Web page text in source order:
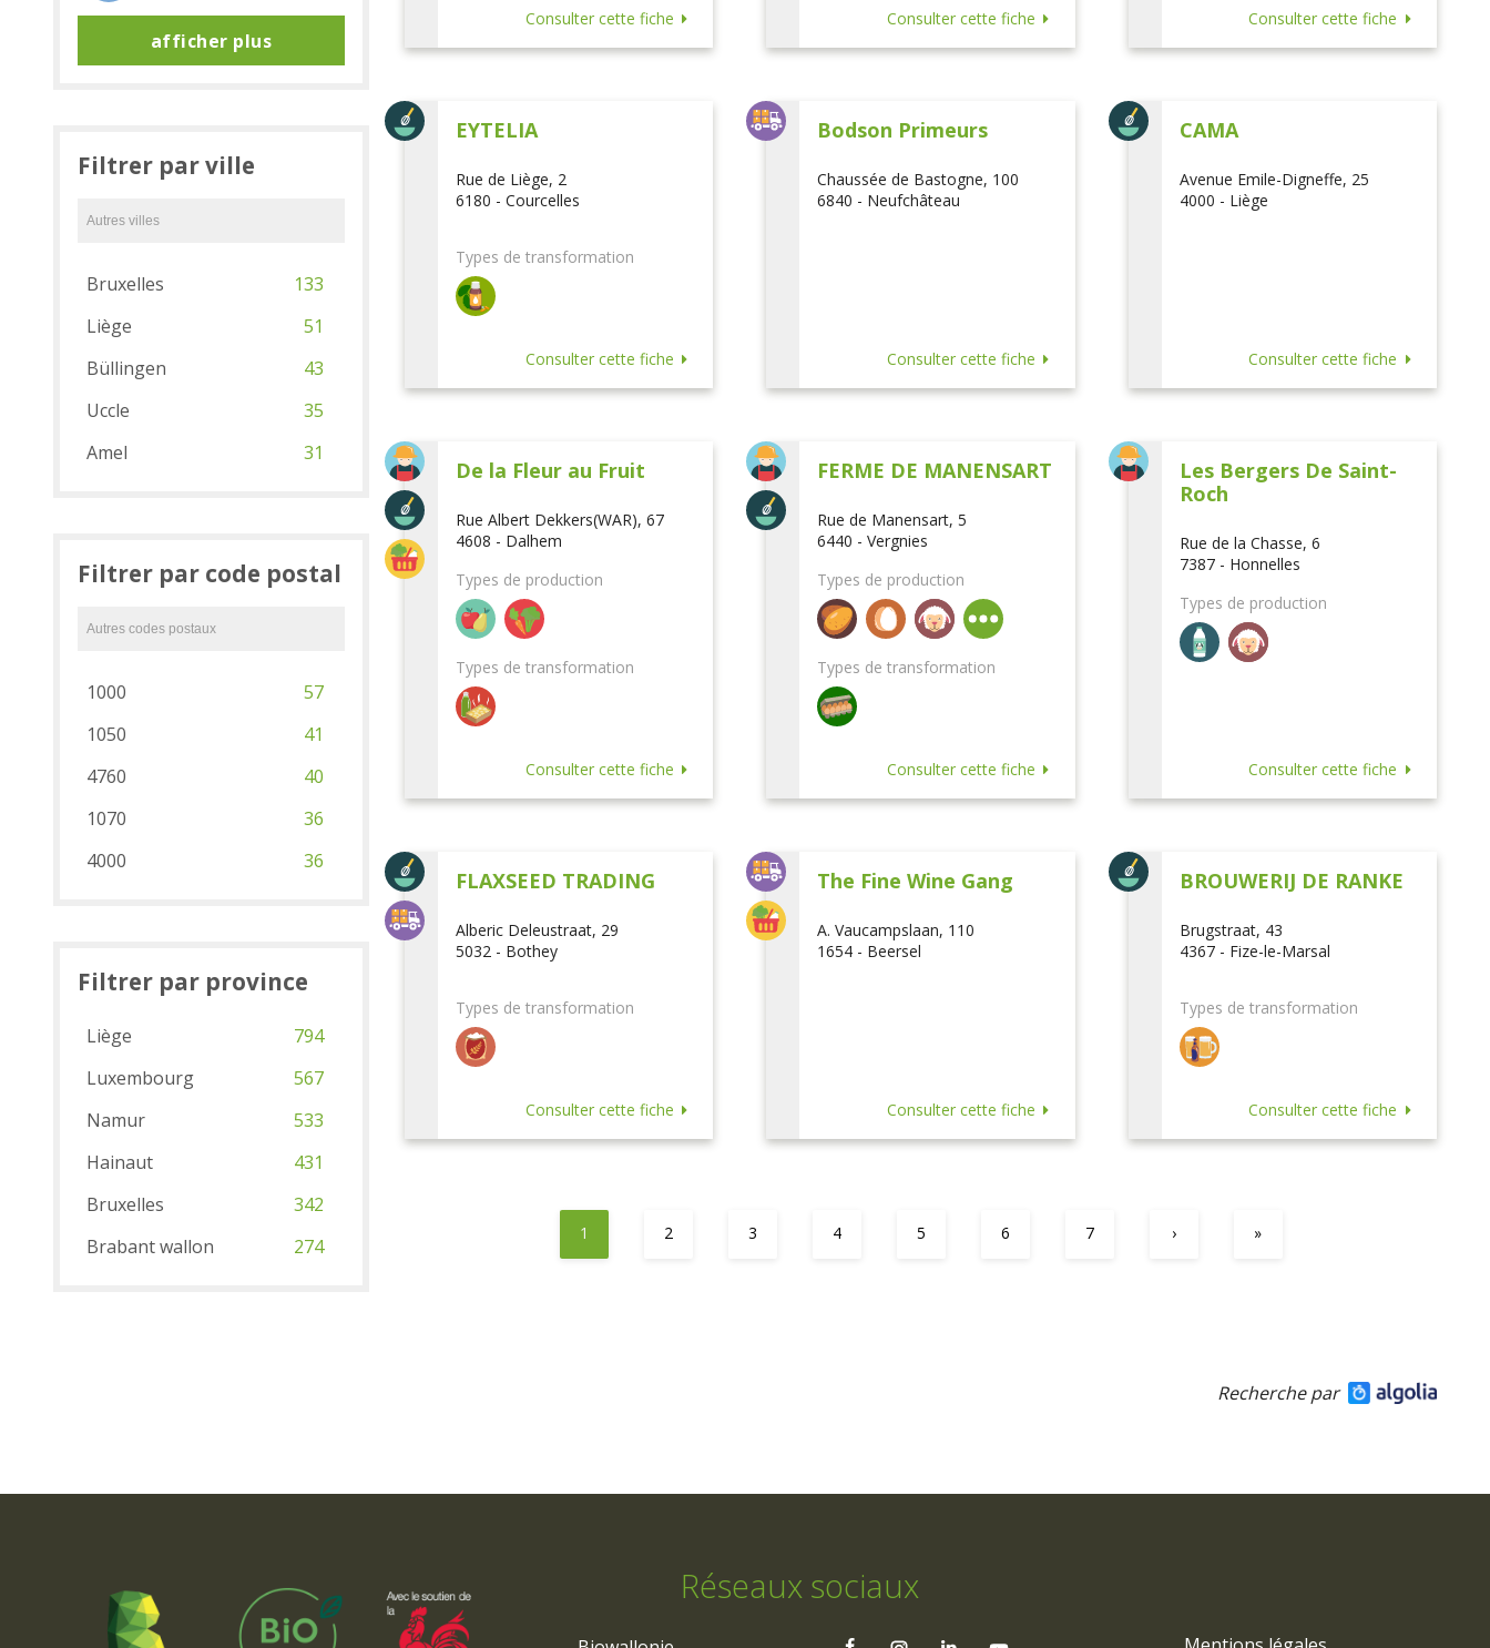
Consulter cette fiche Consulter cette fiche Consulter cette fiche
EYTELIA
Rue de Liège, 2
6180 - Courcelles
Types de transformation
Consulter cette fiche
Bodson Primeurs
Chaussée de Bastogne, 100
6840 - Neufchâteau
Consulter cette fiche
CAMA
Avenue Emile-Digneffe, 25
4000 - Liège
Consulter cette fiche
De la Fleur au Fruit
Rue Albert Dekkers(WAR), 67
4608 - Dalhem
Types de production
Types de transformation
Consulter cette fiche
FERME DE MANENSART
Rue de Manensart, 5
6440 - Vergnies
Types de production
Types de transformation
Consulter cette fiche
Les Bergers De Saint-
Roch
Rue de la Chasse, 6
7387 - Honnelles
Types de production
Consulter cette fiche
FLAXSEED TRADING
Alberic Deleustraat, 29
5032 - Bothey
Types de transformation
Consulter cette fiche
The Fine Wine Gang
A. Vaucampslaan, 110
1654 - Beersel
Consulter cette fiche
BROUWERIJ DE RANKE
Brugstraat, 43
4367 - Fize-le-Marsal
Types de transformation
Consulter cette fiche
1 2 3 4 5 6 7 › »
afficher plus
Filtrer par ville
Bruxelles
133
Liège
51
Büllingen
43
Uccle
35
Amel
31
Filtrer par code postal
1000
57
1050
41
4760
40
1070
36
4000
36
Filtrer par province
Liège
794
Luxembourg
567
Namur
533
Hainaut
431
Bruxelles
342
Brabant wallon
274
Recherche par
Réseaux sociaux